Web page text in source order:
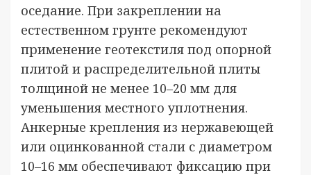
оседание. При закреплении на
естественном грунте рекомендуют
применение геотекстиля под опорной
плитой и распределительной плиты
толщиной не менее 10–20 мм для
уменьшения местного уплотнения.
Анкерные крепления из нержавеющей
или оцинкованной стали с диаметром
10–16 мм обеспечивают фиксацию при